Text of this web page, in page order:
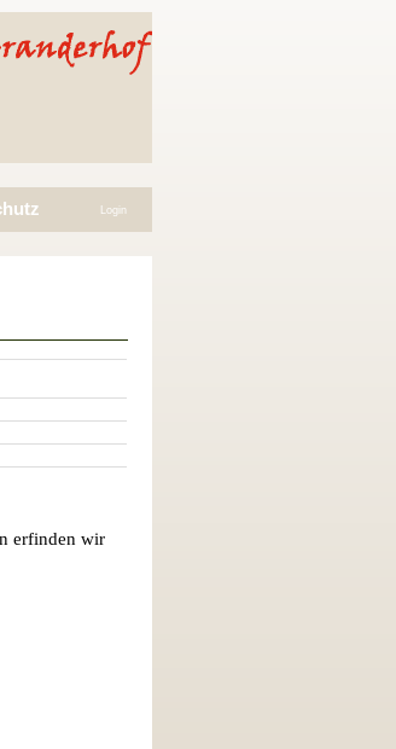
Login
erfinden wir